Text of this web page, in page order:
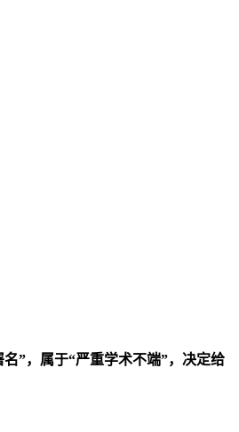
”，属于“严重学术不端”，决定给